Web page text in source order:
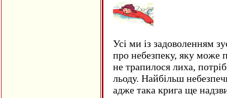
Усі ми із задоволенням
про небезпеку, яку може
не трапилося лиха,
льоду. Найбільш
адже така крига ще